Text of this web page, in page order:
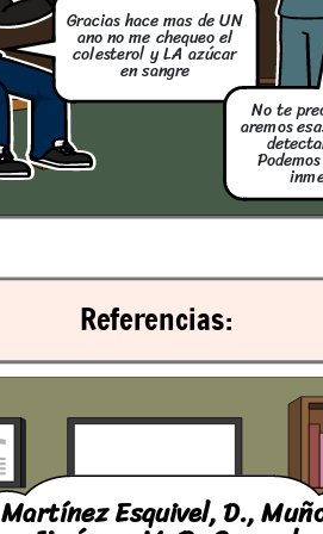
Referencias:
Gracias hace mas de UN
ano no me chequeo el
colesterol y LA azúcar
en sangre
No te
aremos
Martínez Esquivel, D.,